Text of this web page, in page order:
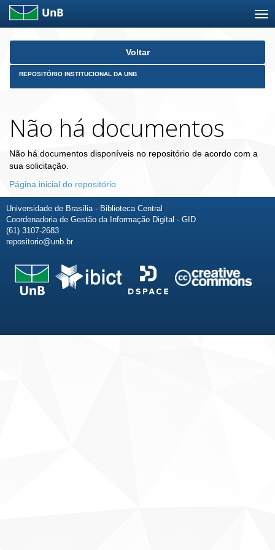
Skip
Voltar
REPOSITÓRIO INSTITUCIONAL DA UNB
Não há documentos
Não há documentos disponíveis no repositório de acordo com a
sua solicitação.
Página inicial do repositório
Universidade de Brasília - Biblioteca Central
Coordenadoria de Gestão da Informação Digital - GID
(61) 3107-2683
repositorio@unb.br